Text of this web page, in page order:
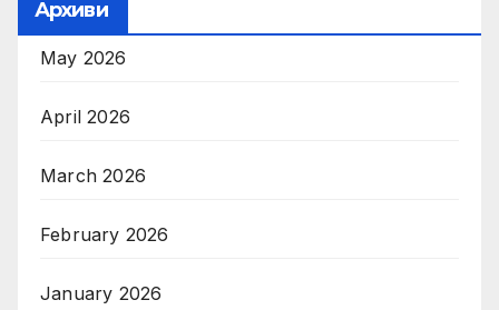
Архиви
May 2026
April 2026
March 2026
February 2026
January 2026